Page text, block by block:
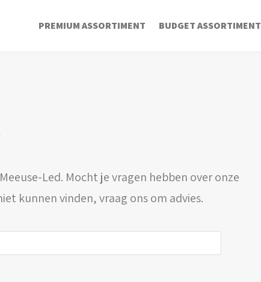
PREMIUM ASSORTIMENT BUDGET ASSORTIMENT
Led. Mocht je vragen hebben over onze
kunnen vinden, vraag ons om advies.